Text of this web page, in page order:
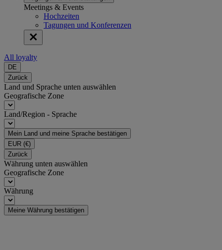
Meetings & Events
Hochzeiten
Tagungen und Konferenzen
All loyalty
DE
Zurück
Land und Sprache unten auswählen
Geografische Zone
Land/Region - Sprache
Mein Land und meine Sprache bestätigen
EUR (€)
Zurück
Währung unten auswählen
Geografische Zone
Währung
Meine Währung bestätigen